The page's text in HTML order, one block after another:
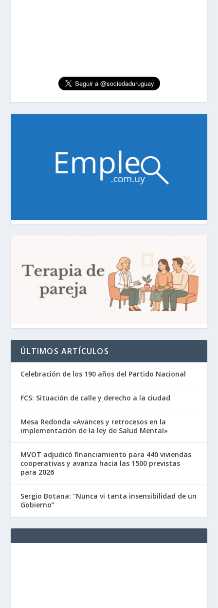
ÚLTIMOS ARTÍCULOS
Celebración de los 190 años del Partido Nacional
FCS: Situación de calle y derecho a la ciudad
Mesa Redonda «Avances y retrocesos en la
implementación de la ley de Salud Mental»
MVOT adjudicó financiamiento para 440 viviendas
cooperativas y avanza hacia las 1500 previstas
para 2026
Sergio Botana: “Nunca vi tanta insensibilidad de un
Gobierno”